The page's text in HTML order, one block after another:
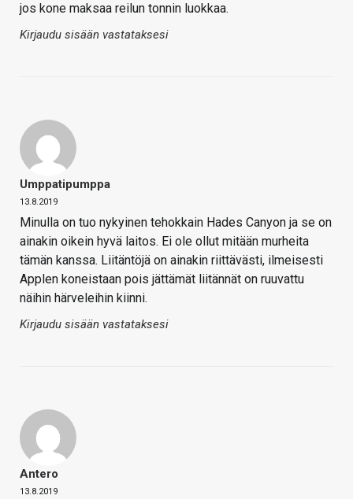
jos kone maksaa reilun tonnin luokkaa.
Kirjaudu sisään vastataksesi
Umppatipumppa
13.8.2019
Minulla on tuo nykyinen tehokkain Hades Canyon ja se on
ainakin oikein hyvä laitos. Ei ole ollut mitään murheita
tämän kanssa. Liitäntöjä on ainakin riittävästi, ilmeisesti
Applen koneistaan pois jättämät liitännät on ruuvattu
näihin härveleihin kiinni.
Kirjaudu sisään vastataksesi
Antero
13.8.2019